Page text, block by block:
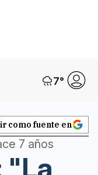
7°
como fuente en
7 años
"La